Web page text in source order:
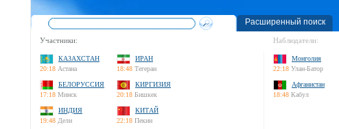
Расширенный поиск
Участники:
КАЗАХСТАН
20:18 Астана
ИРАН
18:48 Тегеран
БЕЛОРУССИЯ
17:18 Минск
КИРГИЗИЯ
20:18 Бишкек
ИНДИЯ
19:48 Дели
КИТАЙ
22:18 Пекин
Наблюдатели:
Монголия
22:18 Улан-Батор
Афганистан
18:48 Кабул